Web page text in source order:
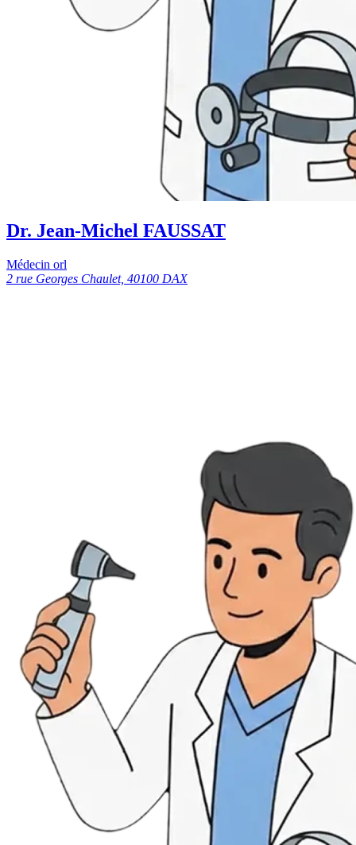
Dr. Jean-Michel FAUSSAT
Médecin orl
2 rue Georges Chaulet, 40100 DAX